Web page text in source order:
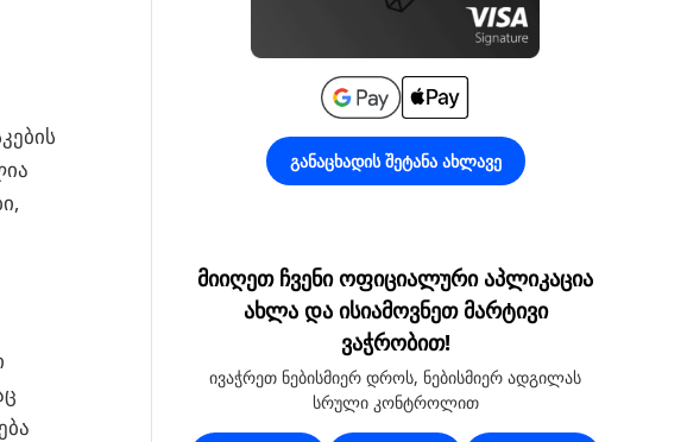
განაცხადის შეტანა ახლავე
მიიღეთ ჩვენი ოფიციალური აპლიკაცია
ახლა და ისიამოვნეთ მარტივი
ვაჭრობით!
ივაჭრეთ ნებისმიერ დროს, ნებისმიერ ადგილას
სრული კონტროლით